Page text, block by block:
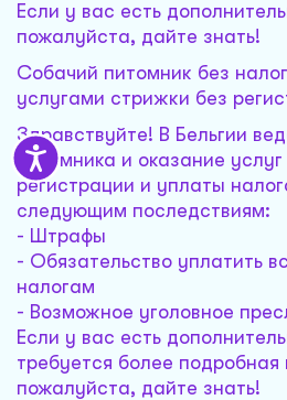
Если у вас есть
пожалуйста, дайте знать!
Собачий питомник без
услугами стрижки без
Здравствуйте! В Бельгии
питомника и оказание
регистрации и уплаты
следующим последствиям:
- Штрафы
- Обязательство уплатить
налогам
- Возможное уголовное
Если у вас есть
требуется более
пожалуйста, дайте знать!